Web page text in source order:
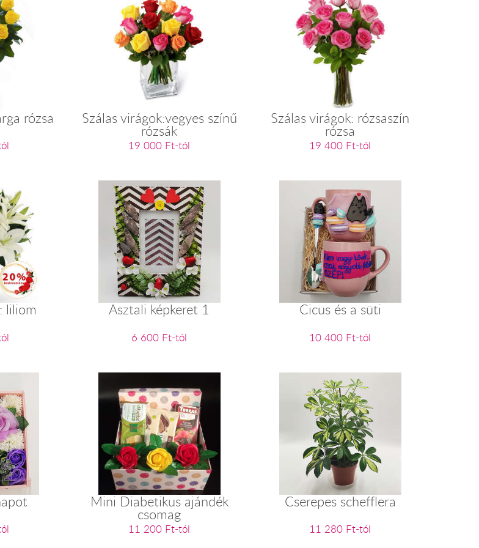
rózsa Szálas virágok:vegyes színű
rózsák
19 000 Ft-tól
Szálas virágok: rózsaszín
rózsa
19 400 Ft-tól
liliom Asztali képkeret 1
6 600 Ft-tól
Cicus és a süti
10 400 Ft-tól
Mini Diabetikus ajándék
csomag
11 200 Ft-tól
Cserepes schefflera
11 280 Ft-tól